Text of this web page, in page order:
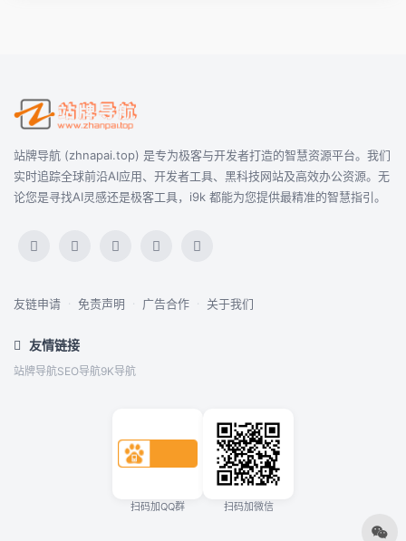
站牌导航 (zhnapai.top) 是专为极客与开发者打造的智慧资源平台。我们
实时追踪全球前沿AI应用、开发者工具、黑科技网站及高效办公资源。无
论您是寻找AI灵感还是极客工具，i9k 都能为您提供最精准的智慧指引。
友链申请 · 免责声明 · 广告合作 · 关于我们
友情链接
站牌导航SEO导航9K导航
扫码加QQ群 扫码加微信